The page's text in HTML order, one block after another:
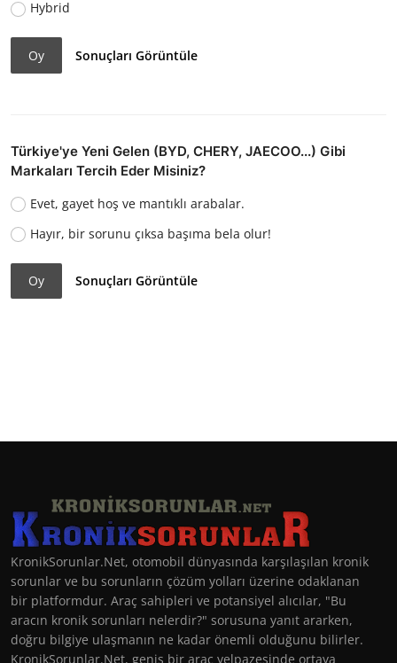
Hybrid
Oy Sonuçları Görüntüle
Türkiye'ye Yeni Gelen (BYD, CHERY, JAECOO...) Gibi
Markaları Tercih Eder Misiniz?
Evet, gayet hoş ve mantıklı arabalar.
Hayır, bir sorunu çıksa başıma bela olur!
Oy Sonuçları Görüntüle
KronikSorunlar.Net, otomobil dünyasında karşılaşılan kronik
sorunlar ve bu sorunların çözüm yolları üzerine odaklanan
bir platformdur. Araç sahipleri ve potansiyel alıcılar, "Bu
aracın kronik sorunları nelerdir?" sorusuna yanıt ararken,
doğru bilgiye ulaşmanın ne kadar önemli olduğunu bilirler.
KronikSorunlar.Net, geniş bir araç yelpazesinde ortaya